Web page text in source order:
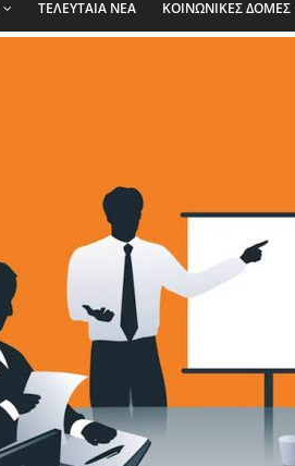
ΤΕΛΕΥΤΑΙΑ ΝΕΑ ΚΟΙΝΩΝΙΚΕΣ ΔΟΜΕΣ